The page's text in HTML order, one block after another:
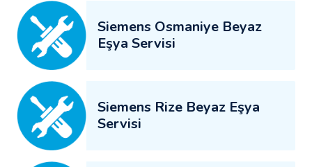
Siemens Osmaniye Beyaz
Eşya Servisi
Siemens Rize Beyaz Eşya
Servisi